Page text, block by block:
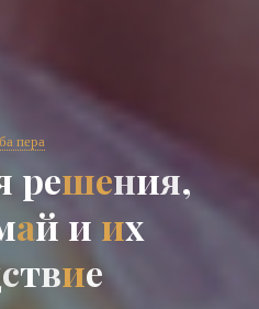
пера
решения,
ай и их
ствие